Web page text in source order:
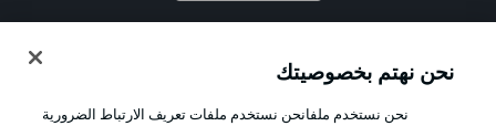
نحن نهتم بخصوصيتك
نحن نستخدم ملفانحن نستخدم ملفات تعريف الارتباط الضرورية